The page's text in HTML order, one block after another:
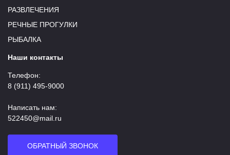
РАЗВЛЕЧЕНИЯ
РЕЧНЫЕ ПРОГУЛКИ
РЫБАЛКА
Наши контакты
Телефон:
8 (911) 495-9000
Написать нам:
522450@mail.ru
ОБРАТНЫЙ ЗВОНОК